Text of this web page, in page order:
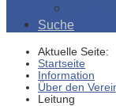
Suche
Aktuelle Seite:
Startseite
Information
Über den
Leitung